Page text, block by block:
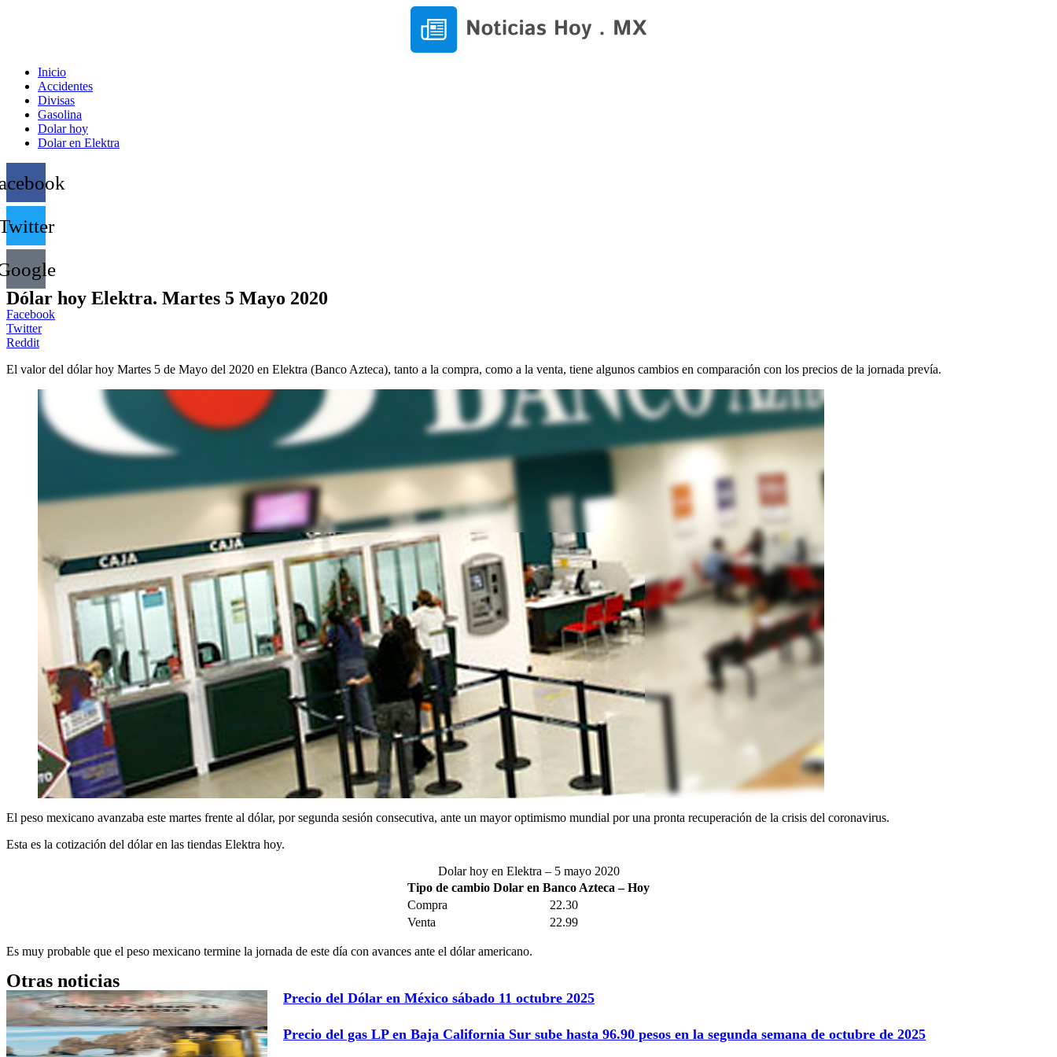
Inicio
Accidentes
Divisas
Gasolina
Dolar hoy
Dolar en Elektra
Dólar hoy Elektra. Martes 5 Mayo 2020
Facebook
Twitter
Reddit
El valor del dólar hoy Martes 5 de Mayo del 2020 en Elektra (Banco Azteca), tanto a la compra, como a la venta, tiene algunos cambios en comparación con los precios de la jornada prevía.
El peso mexicano avanzaba este martes frente al dólar, por segunda sesión consecutiva, ante un mayor optimismo mundial por una pronta recuperación de la crisis del coronavirus.
Esta es la cotización del dólar en las tiendas Elektra hoy.
Dolar hoy en Elektra – 5 mayo 2020
Tipo de cambio Dolar en Banco Azteca – Hoy
Compra
22.30
Venta
22.99
Es muy probable que el peso mexicano termine la jornada de este día con avances ante el dólar americano.
Otras noticias
Precio del Dólar en México sábado 11 octubre 2025
Precio del gas LP en Baja California Sur sube hasta 96.90 pesos en la segunda semana de octubre de 2025